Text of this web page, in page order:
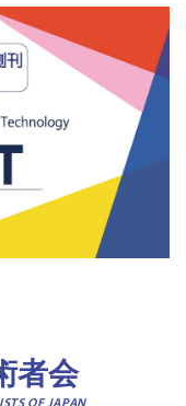
者会
OF JAPAN